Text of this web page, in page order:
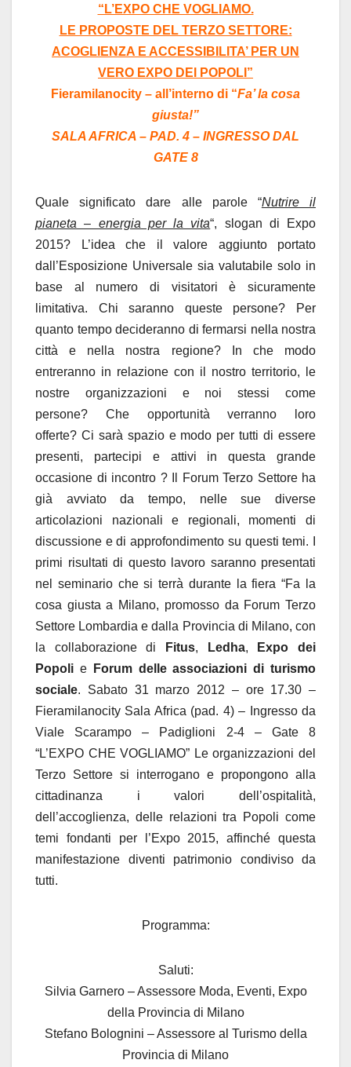
“L’EXPO CHE VOGLIAMO.
LE PROPOSTE DEL TERZO SETTORE:
ACOGLIENZA E ACCESSIBILITA’ PER UN
VERO EXPO DEI POPOLI”
Fieramilanocity – all’interno di “Fa’ la cosa
giusta!”
SALA AFRICA – PAD. 4 – INGRESSO DAL
GATE 8
Quale significato dare alle parole “Nutrire il
pianeta – energia per la vita“, slogan di Expo
2015? L’idea che il valore aggiunto portato
dall’Esposizione Universale sia valutabile solo in
base al numero di visitatori è sicuramente
limitativa. Chi saranno queste persone? Per
quanto tempo decideranno di fermarsi nella nostra
città e nella nostra regione? In che modo
entreranno in relazione con il nostro territorio, le
nostre organizzazioni e noi stessi come
persone? Che opportunità verranno loro
offerte? Ci sarà spazio e modo per tutti di essere
presenti, partecipi e attivi in questa grande
occasione di incontro ? Il Forum Terzo Settore ha
già avviato da tempo, nelle sue diverse
articolazioni nazionali e regionali, momenti di
discussione e di approfondimento su questi temi. I
primi risultati di questo lavoro saranno presentati
nel seminario che si terrà durante la fiera “Fa la
cosa giusta a Milano, promosso da Forum Terzo
Settore Lombardia e dalla Provincia di Milano, con
la collaborazione di
Fitus, Ledha,
Expo dei
Popoli e
Forum delle associazioni di turismo
sociale. Sabato 31 marzo 2012 – ore 17.30 –
Fieramilanocity Sala Africa (pad. 4) – Ingresso da
Viale Scarampo – Padiglioni 2-4 – Gate 8
“L’EXPO CHE VOGLIAMO” Le organizzazioni del
Terzo Settore si interrogano e propongono alla
cittadinanza i valori dell’ospitalità,
dell’accoglienza, delle relazioni tra Popoli come
temi fondanti per l’Expo 2015, affinché questa
manifestazione diventi patrimonio condiviso da
tutti.
Programma:
Saluti:
Silvia Garnero – Assessore Moda, Eventi, Expo
della Provincia di Milano
Stefano Bolognini – Assessore al Turismo della
Provincia di Milano